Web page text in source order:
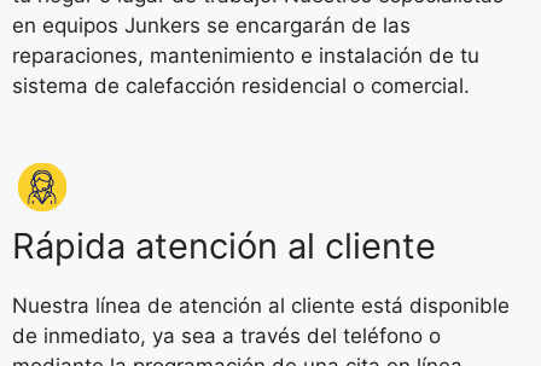
en equipos Junkers se encargarán de las
reparaciones, mantenimiento e instalación de tu
sistema de calefacción residencial o comercial.
Rápida atención al cliente
Nuestra línea de atención al cliente está disponible
de inmediato, ya sea a través del teléfono o